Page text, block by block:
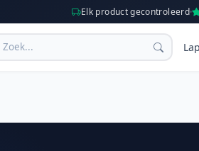
Elk product gecontroleerd